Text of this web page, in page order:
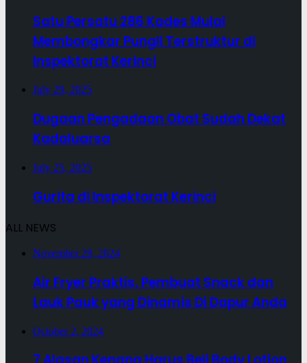
Satu Persatu 286 Kades Mulai
Membongkar Pungli Terstruktur di
Inspektorat Kerinci
July 29, 2025
Dugaan Pengadaan Obat Sudah Dekat
Kadaluarsa
July 25, 2025
Gurita di Inspektorat Kerinci
ALL NEWS
November 29, 2024
Air Fryer Praktis, Pembuat Snack dan
Lauk Pauk yang Dinamis Di Dapur Anda
October 2, 2024